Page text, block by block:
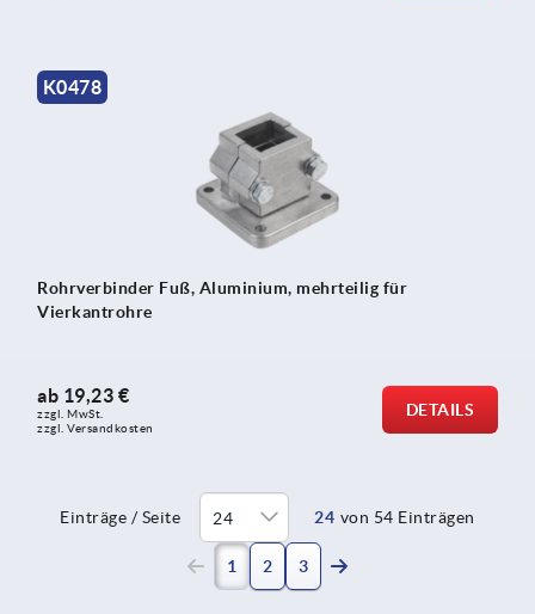
K0478
Rohrverbinder Fuß, Aluminium, mehrteilig für
Vierkantrohre
ab 19,23 €
zzgl. MwSt.
zzgl. Versandkosten
DETAILS
Einträge / Seite 24 von 54 Einträgen
1 (current)
2 3